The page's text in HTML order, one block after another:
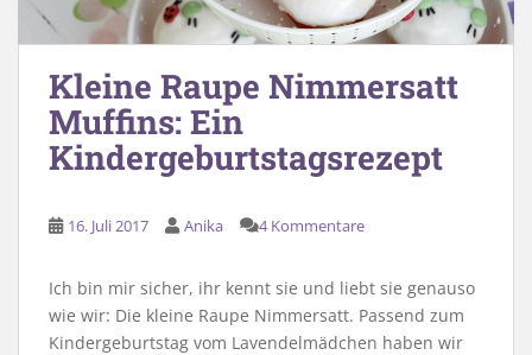
Kleine Raupe Nimmersatt
Muffins: Ein
Kindergeburtstagsrezept
16. Juli 2017 Anika 4 Kommentare
Ich bin mir sicher, ihr kennt sie und liebt sie genauso
wie wir: Die kleine Raupe Nimmersatt. Passend zum
Kindergeburtstag vom Lavendelmädchen haben wir